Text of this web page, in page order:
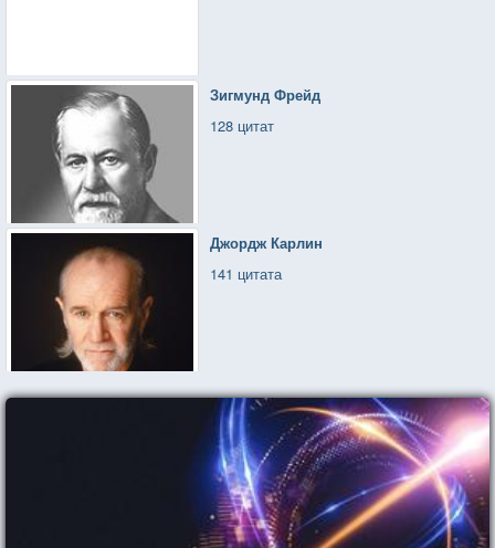
Зигмунд Фрейд
128 цитат
Джордж Карлин
141 цитата